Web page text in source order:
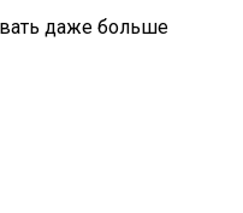
даже больше